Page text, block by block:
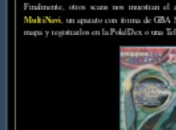
Finalmente, otros scans nos muestran
MultiNavi, un aparato con forma de GBA
mapa y registrarlos en la PokéDex o una